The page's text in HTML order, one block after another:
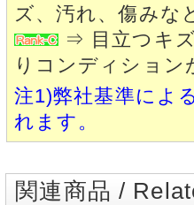
ズ、汚れ、傷みな
⇒ 目立つキズ
りコンディション
注1)弊社基準によ
れます。
関連商品 /